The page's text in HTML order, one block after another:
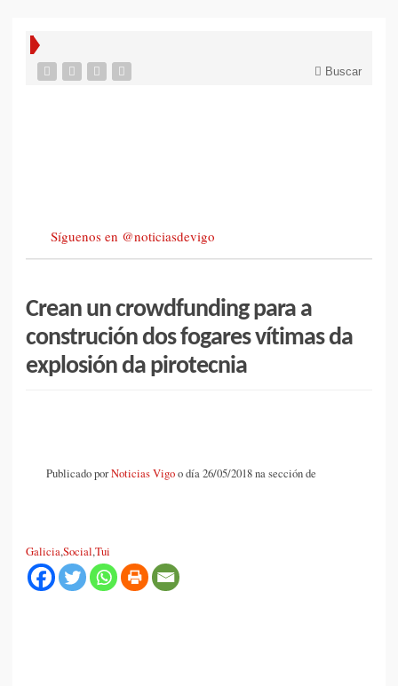
Buscar
Síguenos en @noticiasdevigo
Crean un crowdfunding para a
construción dos fogares vítimas da
explosión da pirotecnia
Publicado porNoticias Vigoo día 26/05/2018 na sección de
Galicia,Social,Tui